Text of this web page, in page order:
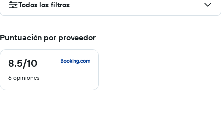
Todos los filtros
Puntuación por proveedor
8.5/10
8.5
10
6 opiniones